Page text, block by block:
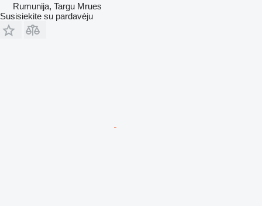
Rumunija, Targu Mrues
Susisiekite su pardavėju